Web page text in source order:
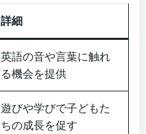
詳細
英語の音や言葉に触れ
る機会を提供
遊びや学びで子どもた
ちの成長を促す